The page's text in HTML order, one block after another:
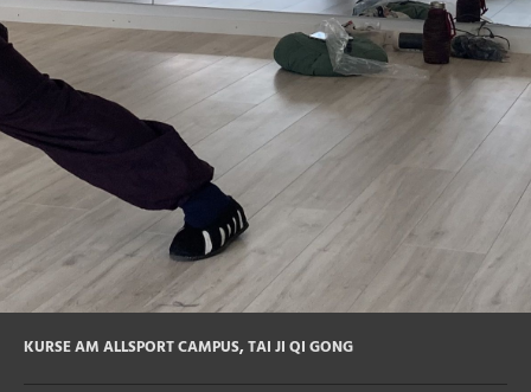
KURSE AM ALLSPORT CAMPUS,TAI JI QI GONG